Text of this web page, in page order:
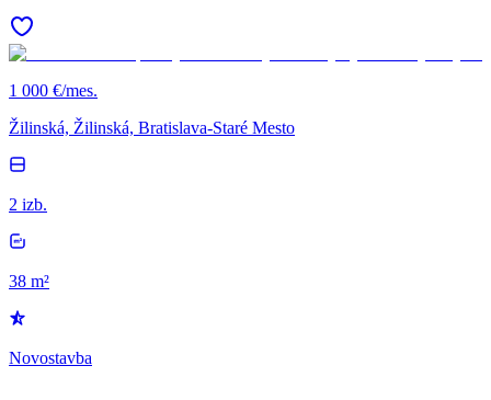
1 000 €/mes.
Žilinská, Žilinská, Bratislava-Staré Mesto
2 izb.
38 m²
Novostavba